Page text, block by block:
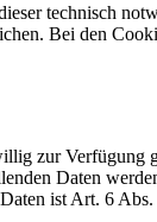
technisch
Bei den
zur Verfügung
Daten
Daten ist Art. 6